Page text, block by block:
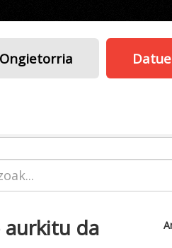
Ongietorria
da